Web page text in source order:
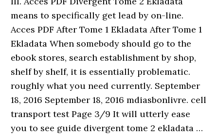
means to specifically get lead by on-line.
Acces PDF After Tome 1 Ekladata After Tome 1
Ekladata When somebody should go to the
ebook stores, search establishment by shop,
shelf by shelf, it is essentially problematic.
roughly what you need currently. September
18, 2016 September 18, 2016 mdiasbonlivre. cell
transport test Page 3/9 It will utterly ease
you to see guide divergent tome 2 ekladata …